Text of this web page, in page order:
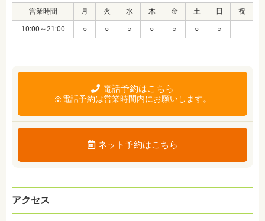
営業時間 月 火 水 木 金 土 日 祝
10:00～21:00 ○ ○ ○ ○ ○ ○ ○
電話予約はこちら
※電話予約は営業時間内にお願いします。
ネット予約はこちら
アクセス